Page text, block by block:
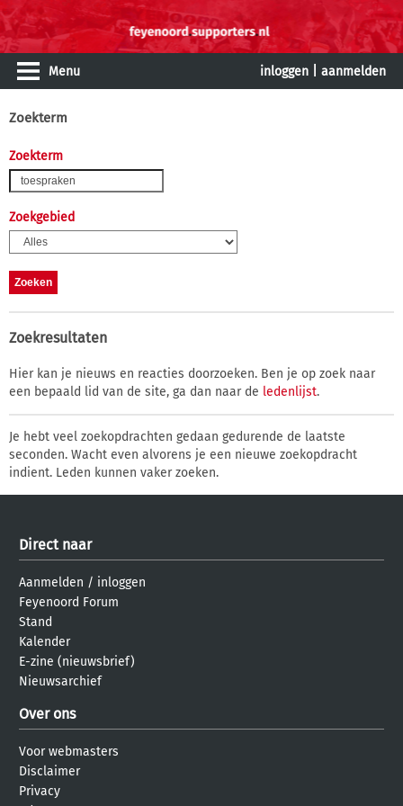
Menu inloggen aanmelden
Zoekterm
Zoekterm
Zoekgebied
Zoekresultaten
Hier kan je nieuws en reacties doorzoeken. Ben je op zoek naar
een bepaald lid van de site, ga dan naar de ledenlijst.
Je hebt veel zoekopdrachten gedaan gedurende de laatste
seconden. Wacht even alvorens je een nieuwe zoekopdracht
indient. Leden kunnen vaker zoeken.
Direct naar
Aanmelden / inloggen
Feyenoord Forum
Stand
Kalender
E-zine (nieuwsbrief)
Nieuwsarchief
Over ons
Voor webmasters
Disclaimer
Privacy